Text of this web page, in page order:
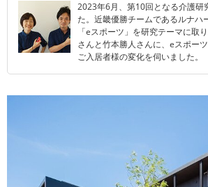
2023年6月、第10回となる介護研
た。近畿優勝チームであるルナハ
「eスポーツ」を研究テーマに取
さんと竹本勝人さんに、eスポー
ご入居者様の変化を伺いました。